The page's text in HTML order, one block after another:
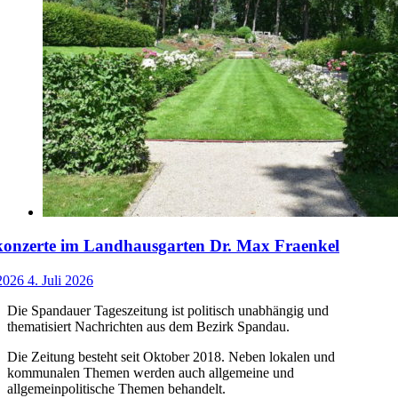
im Landhausgarten Dr. Max Fraenkel
4. Juli 2026
Die Spandauer Tageszeitung ist politisch unabhängig und
thematisiert Nachrichten aus dem Bezirk Spandau.
Die Zeitung besteht seit Oktober 2018. Neben lokalen und
kommunalen Themen werden auch allgemeine und
allgemeinpolitische Themen behandelt.